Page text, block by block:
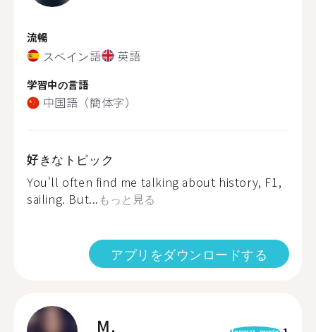
流暢
スペイン語 英語
学習中の言語
中国語（簡体字）
好きなトピック
You'll often find me talking about history, F1,
sailing. But... もっと見る
アプリをダウンロードする
M.